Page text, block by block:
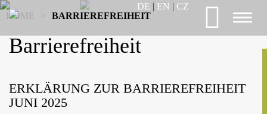
DE | EN | CZ
HOME > BARRIEREFREIHEIT
Barrierefreiheit
ERKLÄRUNG ZUR BARRIEREFREIHEIT
JUNI 2025